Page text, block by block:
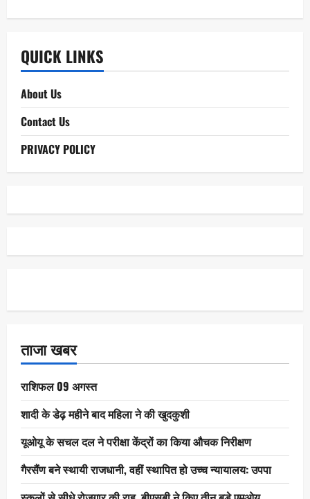
QUICK LINKS
About Us
Contact Us
PRIVACY POLICY
ताजा खबर
राशिफल 09 अगस्त
शादी के डेढ़ महीने बाद महिला ने की खुदकुशी
यूओयू के सचल दल ने परीक्षा केंद्रों का किया औचक निरीक्षण
गैरसैंण बने स्थायी राजधानी, वहीं स्थापित हो उच्च न्यायालय: उपपा